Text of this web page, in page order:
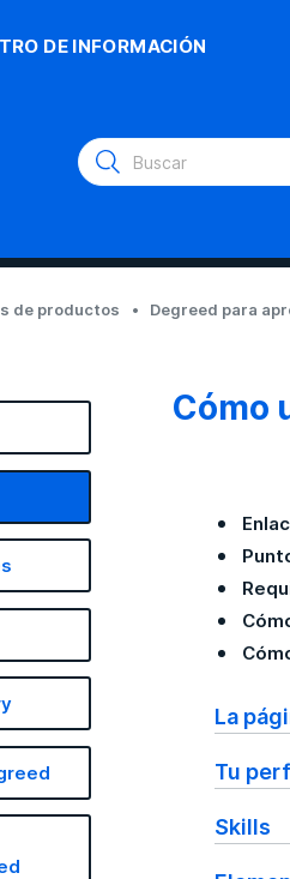
DE INFORMACIÓN
de productos Degreed para
Cómo
La
Tu
Skills